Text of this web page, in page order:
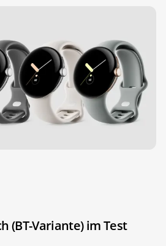
(BT-Variante) im Test